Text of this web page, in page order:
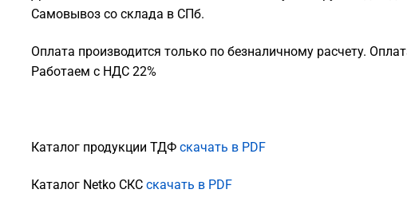
Самовывоз со склада в СПб.
Оплата производится только по безналичному расчету.
Работаем с НДС 22%
Каталог продукции ТДФ скачать в PDF
Каталог Netko СКС скачать в PDF